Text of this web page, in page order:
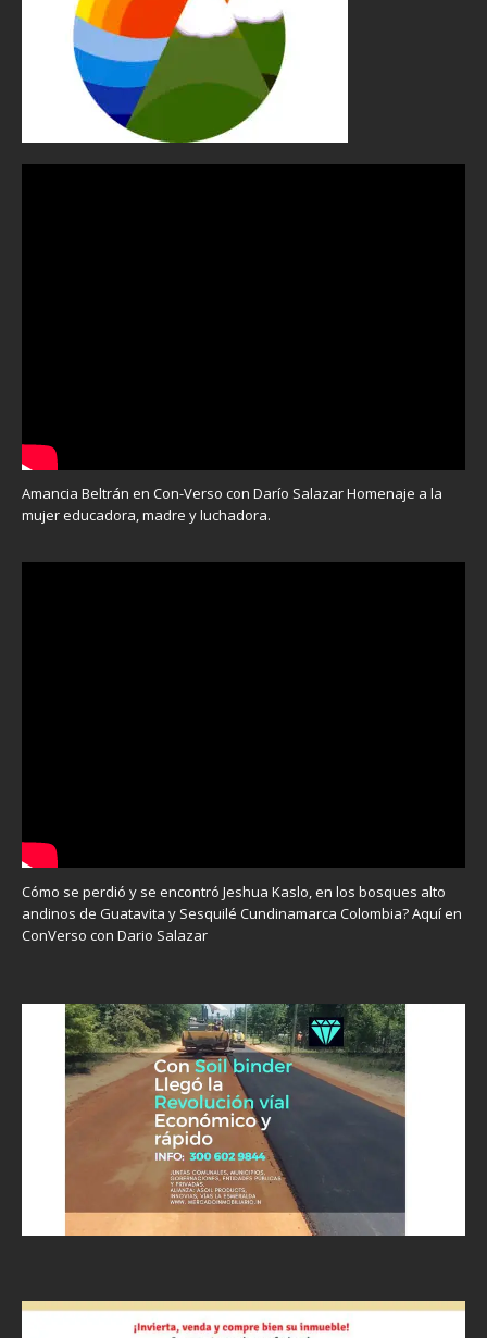
Amancia Beltrán en Con-Verso con Darío Salazar Homenaje a la
mujer educadora, madre y luchadora.
Cómo se perdió y se encontró Jeshua Kaslo, en los bosques alto
andinos de Guatavita y Sesquilé Cundinamarca Colombia? Aquí en
ConVerso con Dario Salazar